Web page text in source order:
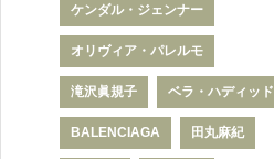
ケンダル・ジェンナー
オリヴィア・パレルモ
滝沢眞規子 ベラ・ハディッド
BALENCIAGA 田丸麻紀